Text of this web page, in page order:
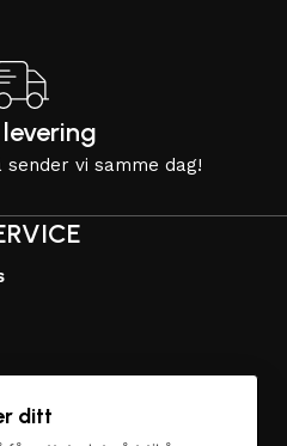
levering
sender vi samme dag!
ditt